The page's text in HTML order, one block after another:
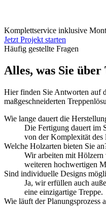
Komplettservice inklusive
Jetzt Projekt starten
Häufig gestellte Fragen
Alles, was Sie über
Hier finden Sie Antworten auf
maßgeschneiderten
Wie lange dauert die
Die Fertigung dauert im
von der Komplexität des
Welche Holzarten bieten Sie
Wir arbeiten mit Hölzern
weiteren hochwertigen
Sind individuelle Designs
Ja, wir erfüllen auch
eine einzigartige Treppe.
Wie läuft der Planungsprozess